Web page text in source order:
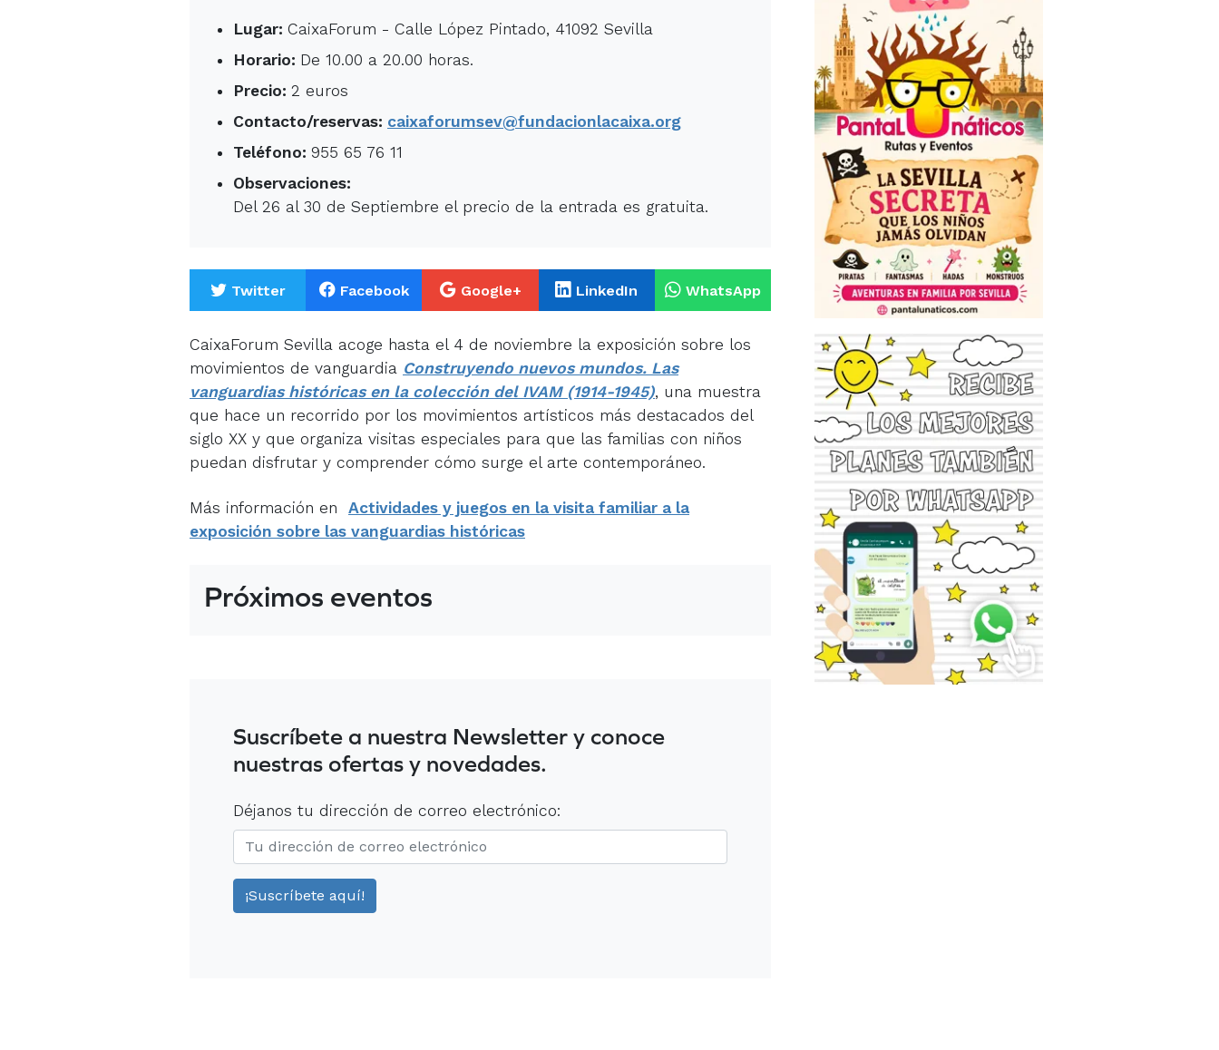
Lugar: CaixaForum - Calle López Pintado, 41092 Sevilla
Horario: De 10.00 a 20.00 horas.
Precio: 2 euros
Contacto/reservas: caixaforumsev@fundacionlacaixa.org
Teléfono: 955 65 76 11
Observaciones:
Del 26 al 30 de Septiembre el precio de la entrada es gratuita.
Twitter Facebook Google+ LinkedIn WhatsApp
CaixaForum Sevilla acoge hasta el 4 de noviembre la exposición sobre los
movimientos de vanguardia Construyendo nuevos mundos. Las
vanguardias históricas en la colección del IVAM (1914-1945), una muestra
que hace un recorrido por los movimientos artísticos más destacados del
siglo XX y que organiza visitas especiales para que las familias con niños
puedan disfrutar y comprender cómo surge el arte contemporáneo.
Más información en Actividades y juegos en la visita familiar a la
exposición sobre las vanguardias históricas
Próximos eventos
Suscríbete a nuestra Newsletter y conoce
nuestras ofertas y novedades.
Déjanos tu dirección de correo electrónico: